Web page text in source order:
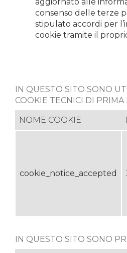
consenso delle terze
stipulato accordi per
cookie tramite il
IN QUESTO SITO SONO
COOKIE TECNICI DI PRIMA
NOME COOKIE
cookie_notice_accepted
IN QUESTO SITO SONO